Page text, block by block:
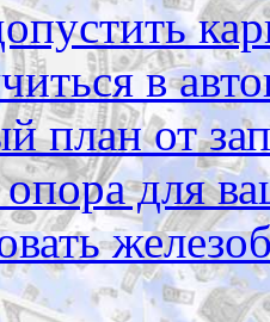
в
план от
опора для